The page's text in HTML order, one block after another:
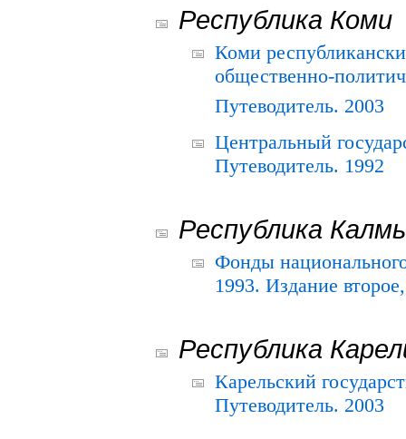
Республика Коми
Коми
общественно-
Путеводитель. 2003
Центральный
Путеводитель. 1992
Республика
Фонды
1993. Издание
Республика
Карельский
Путеводитель. 2003